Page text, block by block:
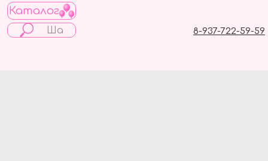
Каталог
8-937-722-59-59